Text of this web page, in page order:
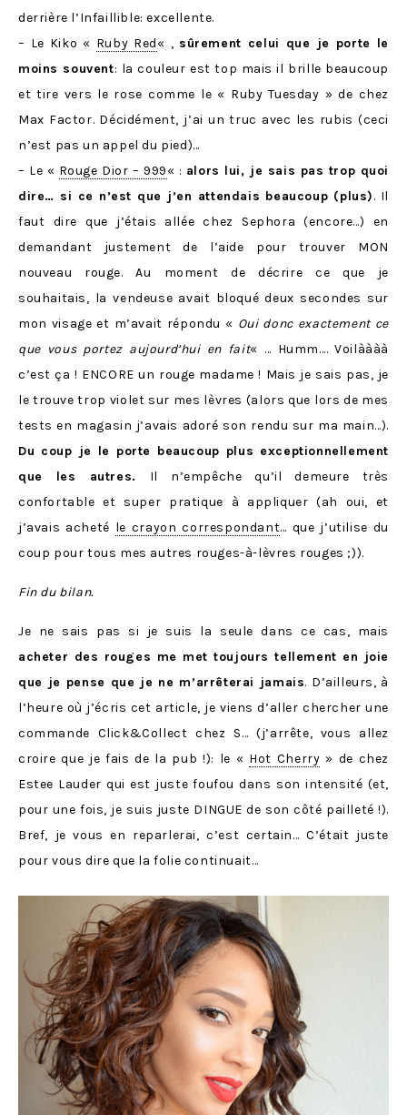
derrière l’Infaillible: excellente.
– Le Kiko « Ruby Red« , sûrement celui que je porte le
moins souvent: la couleur est top mais il brille beaucoup
et tire vers le rose comme le « Ruby Tuesday » de chez
Max Factor. Décidément, j’ai un truc avec les rubis (ceci
n’est pas un appel du pied)…
– Le « Rouge Dior – 999« : alors lui, je sais pas trop quoi
dire… si ce n’est que j’en attendais beaucoup (plus). Il
faut dire que j’étais allée chez Sephora (encore…) en
demandant justement de l’aide pour trouver MON
nouveau rouge. Au moment de décrire ce que je
souhaitais, la vendeuse avait bloqué deux secondes sur
mon visage et m’avait répondu « Oui donc exactement ce
que vous portez aujourd’hui en fait« … Humm…. Voilàààà
c’est ça ! ENCORE un rouge madame ! Mais je sais pas, je
le trouve trop violet sur mes lèvres (alors que lors de mes
tests en magasin j’avais adoré son rendu sur ma main…).
Du coup je le porte beaucoup plus exceptionnellement
que les autres. Il n’empêche qu’il demeure très
confortable et super pratique à appliquer (ah oui, et
j’avais acheté le crayon correspondant… que j’utilise du
coup pour tous mes autres rouges-à-lèvres rouges ;)).
Fin du bilan.
Je ne sais pas si je suis la seule dans ce cas, mais
acheter des rouges me met toujours tellement en joie
que je pense que je ne m’arrêterai jamais. D’ailleurs, à
l’heure où j’écris cet article, je viens d’aller chercher une
commande Click&Collect chez S… (j’arrête, vous allez
croire que je fais de la pub !): le « Hot Cherry » de chez
Estee Lauder qui est juste foufou dans son intensité (et,
pour une fois, je suis juste DINGUE de son côté pailleté !).
Bref, je vous en reparlerai, c’est certain… C’était juste
pour vous dire que la folie continuait…